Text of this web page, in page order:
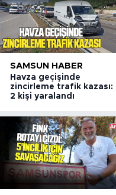
SAMSUN HABER
Havza geçişinde
zincirleme trafik kazası:
2 kişi yaralandı